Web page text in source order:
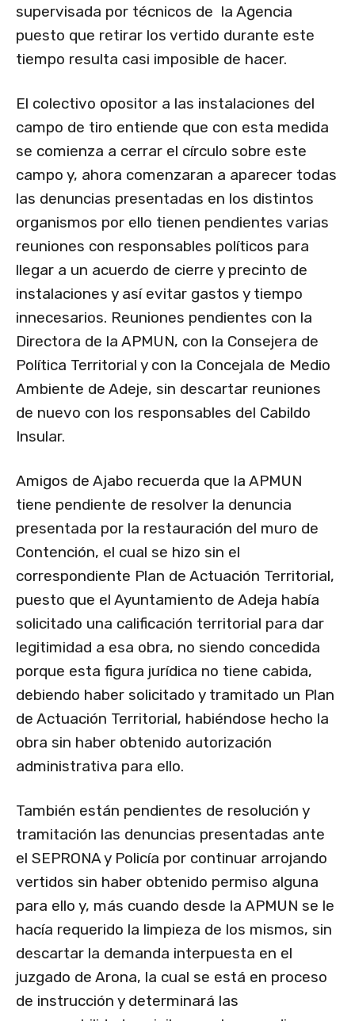
supervisada por técnicos de la Agencia
puesto que retirar los vertido durante este
tiempo resulta casi imposible de hacer.
El colectivo opositor a las instalaciones del
campo de tiro entiende que con esta medida
se comienza a cerrar el círculo sobre este
campo y, ahora comenzaran a aparecer todas
las denuncias presentadas en los distintos
organismos por ello tienen pendientes varias
reuniones con responsables políticos para
llegar a un acuerdo de cierre y precinto de
instalaciones y así evitar gastos y tiempo
innecesarios. Reuniones pendientes con la
Directora de la APMUN, con la Consejera de
Política Territorial y con la Concejala de Medio
Ambiente de Adeje, sin descartar reuniones
de nuevo con los responsables del Cabildo
Insular.
Amigos de Ajabo recuerda que la APMUN
tiene pendiente de resolver la denuncia
presentada por la restauración del muro de
Contención, el cual se hizo sin el
correspondiente Plan de Actuación Territorial,
puesto que el Ayuntamiento de Adeja había
solicitado una calificación territorial para dar
legitimidad a esa obra, no siendo concedida
porque esta figura jurídica no tiene cabida,
debiendo haber solicitado y tramitado un Plan
de Actuación Territorial, habiéndose hecho la
obra sin haber obtenido autorización
administrativa para ello.
También están pendientes de resolución y
tramitación las denuncias presentadas ante
el SEPRONA y Policía por continuar arrojando
vertidos sin haber obtenido permiso alguna
para ello y, más cuando desde la APMUN se le
hacía requerido la limpieza de los mismos, sin
descartar la demanda interpuesta en el
juzgado de Arona, la cual se está en proceso
de instrucción y determinará las